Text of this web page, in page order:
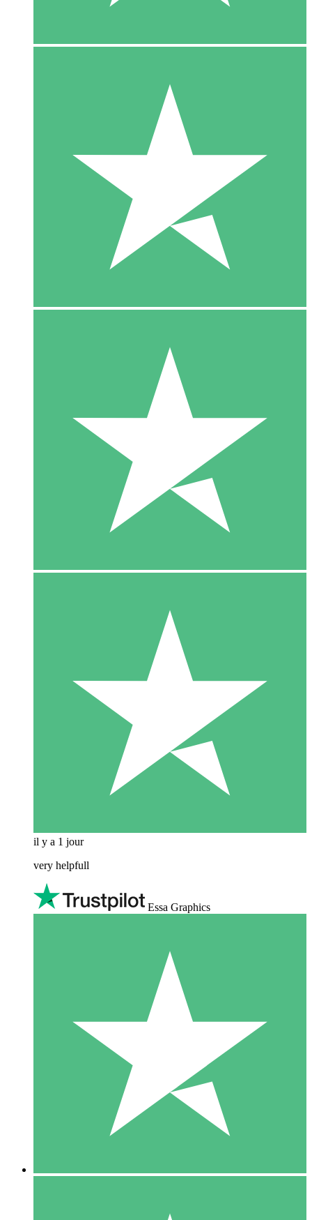
il y a 1 jour
very helpfull
Essa Graphics